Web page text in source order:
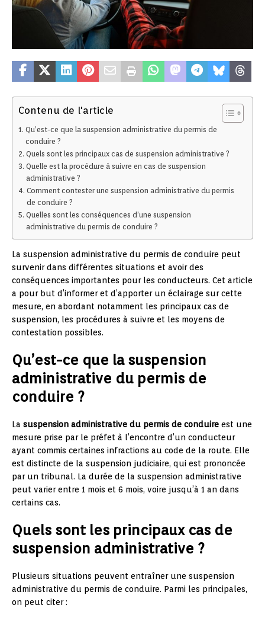
Contenu de l'article
Qu’est-ce que la suspension administrative du permis de
conduire ?
Quels sont les principaux cas de suspension administrative ?
Quelle est la procédure à suivre en cas de suspension
administrative ?
Comment contester une suspension administrative du permis
de conduire ?
Quelles sont les conséquences d’une suspension
administrative du permis de conduire ?
La suspension administrative du permis de conduire peut
survenir dans différentes situations et avoir des
conséquences importantes pour les conducteurs. Cet article
a pour but d’informer et d’apporter un éclairage sur cette
mesure, en abordant notamment les principaux cas de
suspension, les procédures à suivre et les moyens de
contestation possibles.
Qu’est-ce que la suspension
administrative du permis de
conduire ?
La suspension administrative du permis de conduire est une
mesure prise par le préfet à l’encontre d’un conducteur
ayant commis certaines infractions au code de la route. Elle
est distincte de la suspension judiciaire, qui est prononcée
par un tribunal. La durée de la suspension administrative
peut varier entre 1 mois et 6 mois, voire jusqu’à 1 an dans
certains cas.
Quels sont les principaux cas de
suspension administrative ?
Plusieurs situations peuvent entraîner une suspension
administrative du permis de conduire. Parmi les principales,
on peut citer :